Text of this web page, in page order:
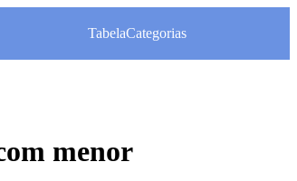
TabelaCategorias
menor